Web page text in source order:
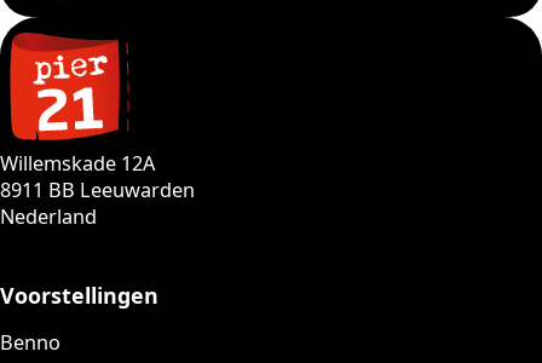
Willemskade 12A
8911 BB Leeuwarden
Nederland
Voorstellingen
Benno